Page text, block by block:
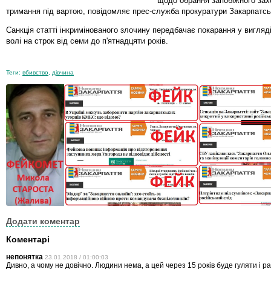
тримання під вартою, повідомляє прес-служба прокуратури
Санкція статті інкримінованого злочину передбачає покарання у
волі на строк від семи до п'ятнадцяти років.
Теги: вбивство дівчина
Додати коментар
Коментарі
непонятка 23.01.2018 / 01:00:03
Дивно, а чому не довічно. Людини нема, а цей через 15 років буде гуляти і